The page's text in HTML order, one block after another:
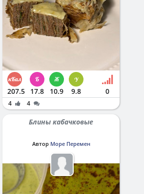
207.5 17.8 10.9 9.8 0
4 4
Блины кабачковые
Автор Море Перемен